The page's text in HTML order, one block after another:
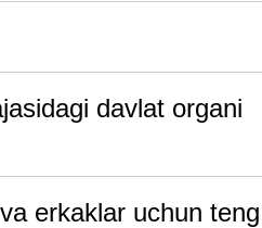
davlat organi
erkaklar uchun teng